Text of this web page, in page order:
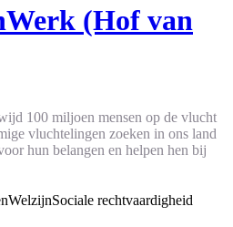
(Hof van
100 miljoen mensen op de vlucht
vluchtelingen zoeken in ons land
hun belangen en helpen hen bij
WelzijnSociale rechtvaardigheid